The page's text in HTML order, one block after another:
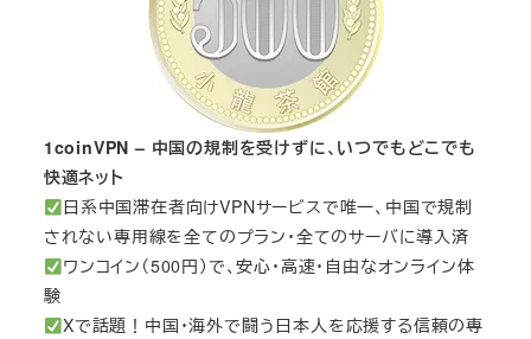
1coinVPN – 中国の規制を受けずに、いつでもどこでも
快適ネット
日系中国滞在者向けVPNサービスで唯一、中国で規制
されない専用線を全てのプラン・全てのサーバに導入済
ワンコイン（500円）で、安心・高速・自由なオンライン体
験
Xで話題！中国・海外で闘う日本人を応援する信頼の専